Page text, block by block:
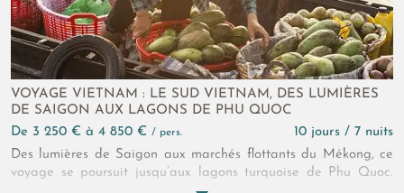
VOYAGE VIETNAM : LE SUD VIETNAM, DES LUMIÈRES
DE SAIGON AUX LAGONS DE PHU QUOC
de 3 250 € à 4 850 € / pers.
10 jours / 7 nuits
Des lumières de Saigon aux marchés flottants du Mékong, ce
voyage se poursuit jusqu’aux lagons turquoise de Phu Quoc.